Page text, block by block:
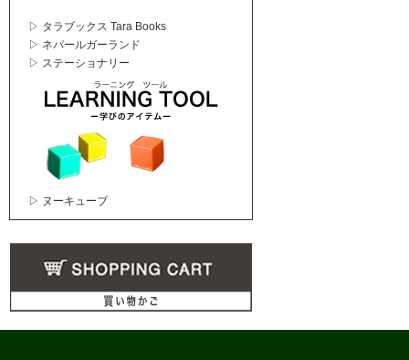
▷ タラブックス Tara Books
▷ ネパールガーランド
▷ ステーショナリー
▷ ヌーキューブ